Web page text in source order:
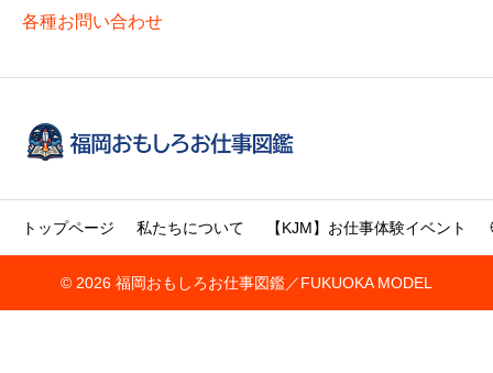
各種お問い合わせ
トップページ 私たちについて 【KJM】お仕事体験イベント
© 2026 福岡おもしろお仕事図鑑／FUKUOKA MODEL